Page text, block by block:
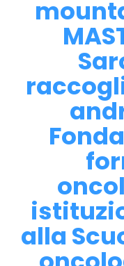
alla